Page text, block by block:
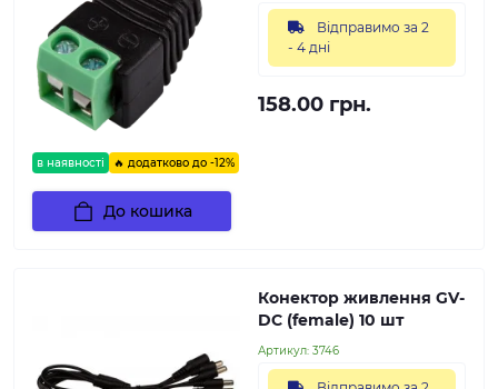
в наявності 🔥 додатково до -12%
Відправимо за 2
- 4 дні
158.00 грн.
До кошика
Конектор живлення GV-
DC (female) 10 шт
Артикул: 3746